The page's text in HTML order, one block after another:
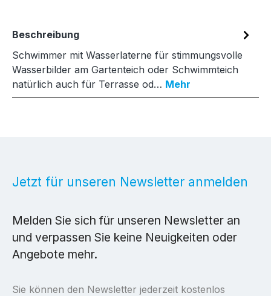
Beschreibung
Schwimmer mit Wasserlaterne für stimmungsvolle
Wasserbilder am Gartenteich oder Schwimmteich
natürlich auch für Terrasse od… Mehr
Jetzt für unseren Newsletter anmelden
Melden Sie sich für unseren Newsletter an
und verpassen Sie keine Neuigkeiten oder
Angebote mehr.
Sie können den Newsletter jederzeit kostenlos